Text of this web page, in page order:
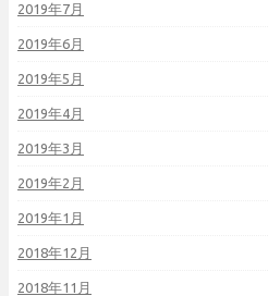
2019年7月
2019年6月
2019年5月
2019年4月
2019年3月
2019年2月
2019年1月
2018年12月
2018年11月